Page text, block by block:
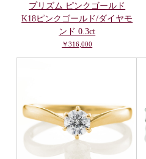
プリズム ピンクゴールド
K18ピンクゴールド/ダイヤモ
ンド 0.3ct
￥316,000